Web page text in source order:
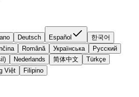
Deutsch Español
한국어
Română Українська
Русский
Nederlands 简体中文
Türkçe
Việt Filipino